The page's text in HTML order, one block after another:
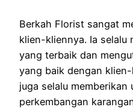
Berkah Florist sangat
klien-kliennya. Ia selalu
yang terbaik dan
yang baik dengan
juga selalu memberikan
perkembangan